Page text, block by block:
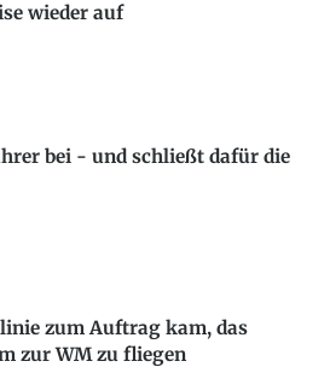
wieder auf
bei - und schließt dafür die
zum Auftrag kam, das
zur WM zu fliegen